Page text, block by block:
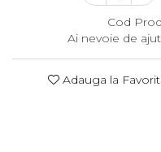
Cod
Ai nevoie de
Adauga la